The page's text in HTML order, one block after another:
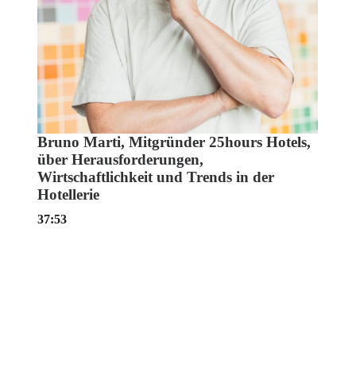
Bruno Marti, Mitgründer 25hours Hotels,
über Herausforderungen,
Wirtschaftlichkeit und Trends in der
Hotellerie
37:53